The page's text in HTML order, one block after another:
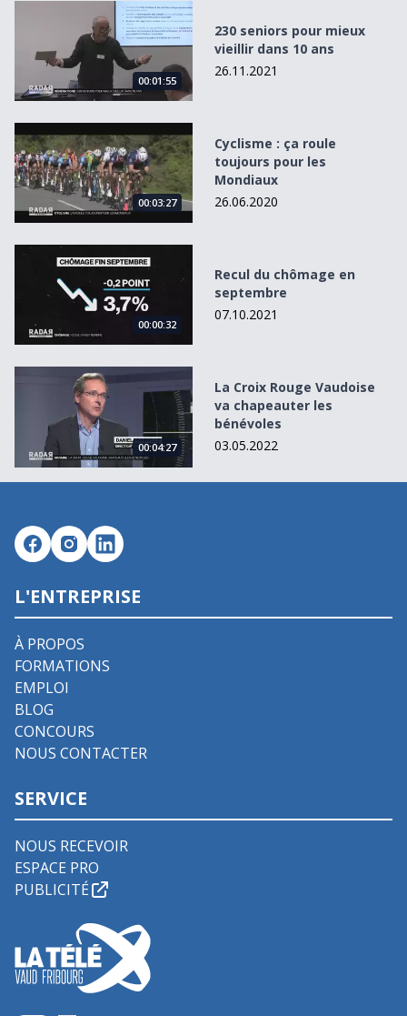
230 seniors pour mieux vieillir dans 10 ans
00:01:55
230 seniors pour mieux
vieillir dans 10 ans
26.11.2021
Cyclisme : ça roule toujours pour les Mondiaux
00:03:27
Cyclisme : ça roule
toujours pour les
Mondiaux
26.06.2020
Recul du chômage en septembre
00:00:32
Recul du chômage en
septembre
07.10.2021
La Croix Rouge Vaudoise va chapeauter les bénévoles
00:04:27
La Croix Rouge Vaudoise
va chapeauter les
bénévoles
03.05.2022
L'ENTREPRISE
À PROPOS
FORMATIONS
EMPLOI
BLOG
CONCOURS
NOUS CONTACTER
SERVICE
NOUS RECEVOIR
ESPACE PRO
PUBLICITÉ